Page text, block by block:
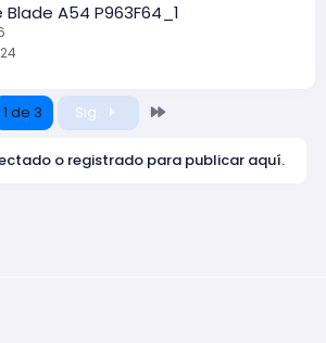
A54 P963F64_1
1 de 3 Sig.
o registrado para publicar aquí.